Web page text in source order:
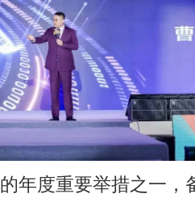
年度重要举措之一，